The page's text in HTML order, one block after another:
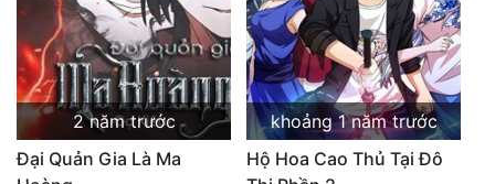
Điềm Đạm
2 năm trước
Đại Quản Gia Là Ma
khoảng 1 năm trước
Hộ Hoa Cao Thủ Tại Đô